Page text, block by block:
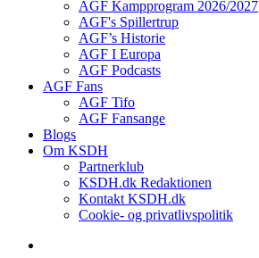
AGF Kampprogram 2026/2027
AGF's Spillertrup
AGF’s Historie
AGF I Europa
AGF Podcasts
AGF Fans
AGF Tifo
AGF Fansange
Blogs
Om KSDH
Partnerklub
KSDH.dk Redaktionen
Kontakt KSDH.dk
Cookie- og privatlivspolitik